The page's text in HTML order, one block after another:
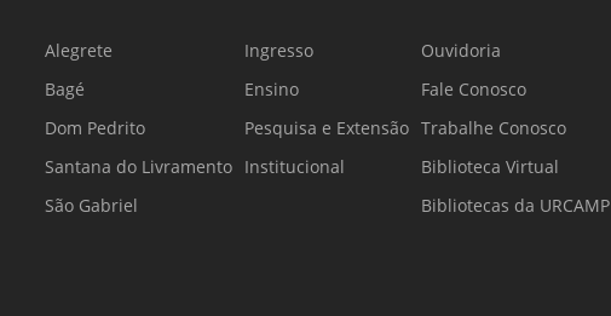
Alegrete
Bagé
Dom Pedrito
Santana do Livramento
São Gabriel
Ingresso
Ensino
Pesquisa e Extensão
Institucional
Ouvidoria
Fale Conosco
Trabalhe Conosco
Biblioteca Virtual
Bibliotecas da URCAMP